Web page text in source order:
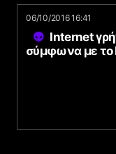
06/10/2016 16:41
Internet
σύμφωνα με το